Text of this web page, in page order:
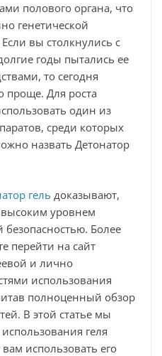
полового органа, что
генетической
вы столкнулись с
годы пытались ее
то сегодня
проще. Для роста
один из
среди которых
назвать Детонатор
гель доказывают,
высоким уровнем
Более
перейти на сайт
и лично
использования
полноценный обзор
В этой статье мы
геля
использовать его